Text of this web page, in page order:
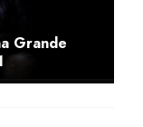
Grande